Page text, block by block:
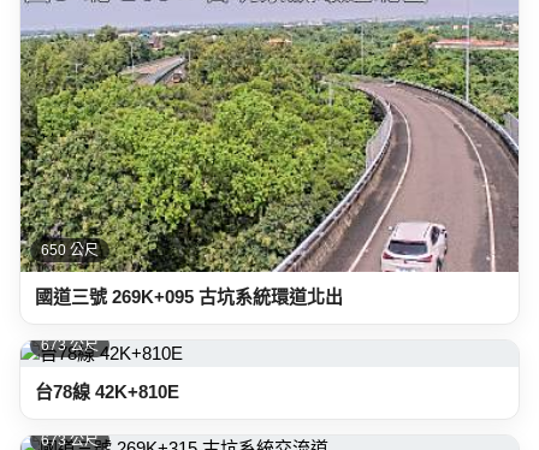
650 公尺
國道三號 269K+095 古坑系統環道北出
673 公尺
台78線 42K+810E
673 公尺